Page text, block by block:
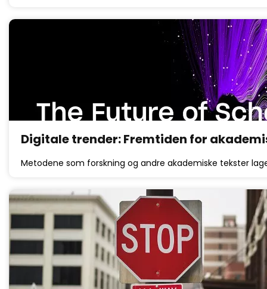
Digitale trender: Fremtiden for
Metodene som forskning og andre akademiske tekster